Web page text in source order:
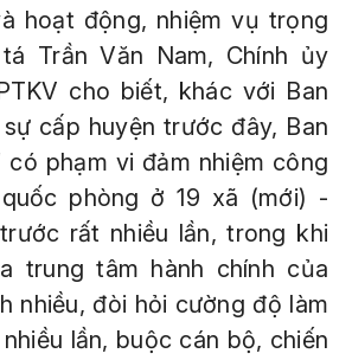
hoạt động, nhiệm vụ trọng
Trần Văn Nam, Chính ủy
cho biết, khác với Ban
cấp huyện trước đây, Ban
có phạm vi đảm nhiệm công
phòng ở 19 xã (mới) -
rất nhiều lần, trong khi
trung tâm hành chính của
nhiều, đòi hỏi cường độ làm
lần, buộc cán bộ, chiến